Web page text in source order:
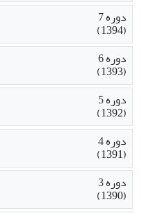
دوره 7
(1394)
دوره 6
(1393)
دوره 5
(1392)
دوره 4
(1391)
دوره 3
(1390)